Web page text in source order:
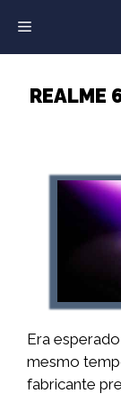
para
o
REALME
Era
mesmo
fabricante